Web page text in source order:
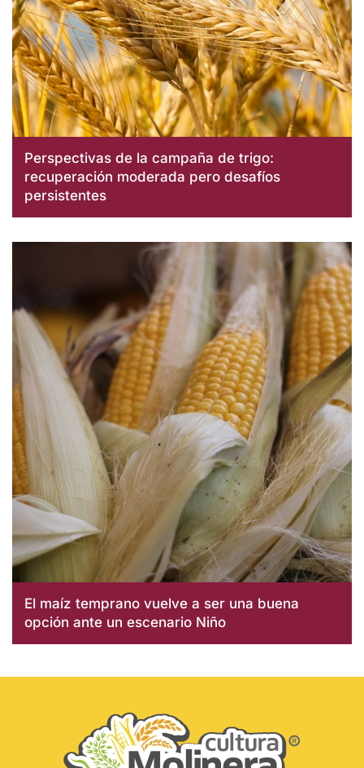
Perspectivas de la campaña de trigo:
recuperación moderada pero desafíos
persistentes
El maíz temprano vuelve a ser una buena
opción ante un escenario Niño